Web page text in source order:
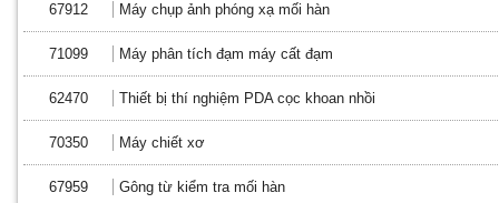
67912 Máy chụp ảnh phóng xạ mối hàn
71099 Máy phân tích đạm máy cất đạm
62470 Thiết bị thí nghiệm PDA cọc khoan nhồi
70350 Máy chiết xơ
67959 Gông từ kiểm tra mối hàn